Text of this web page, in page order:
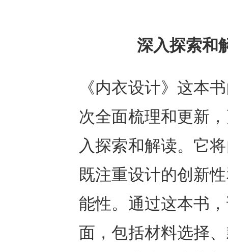
深入探索和
《内衣设计》这本
次全面梳理和更新
入探索和解读。它
既注重设计的创新
能性。通过这本书
面，包括材料选择